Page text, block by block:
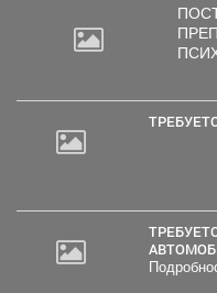
ТРЕБУЕТСЯ - ВОДИТЕЛЬ ГРУЗОВЫХ